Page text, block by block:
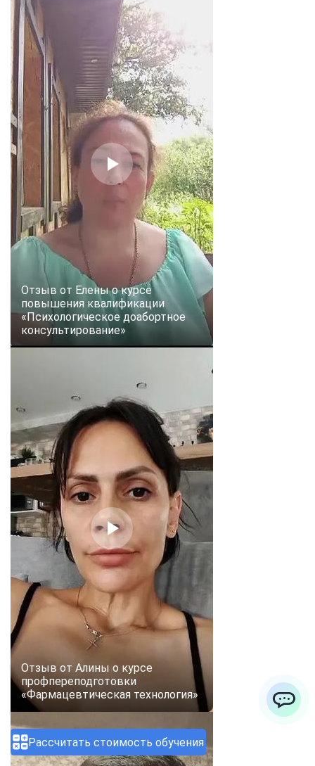
Рассчитать стоимость обучения
Отзыв от Елены о курсе
повышения квалификации
«Психологическое доабортное
консультирование»
Отзыв от Алины о курсе
профпереподготовки
«Фармацевтическая технология»
ChatApp
online
Мессенджеры
Свяжитесь с нами через любой удобный мессенджер!
WhatsApp
Vkontakte EMail
Max